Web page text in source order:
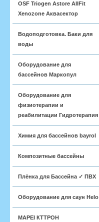
OSF Triogen Astore AllFit
Xenozone Аквасектор
Водоподготовка. Баки для
воды
Оборудование для
бассейнов Маркопул
Оборудование для
физиотерапии и
реабилитации Гидротерапия
Химия для бассейнов bayrol
Композитные бассейны
Плёнка для Бассейна ✓ ПВХ
Оборудование для саун Helo
MAPEI КТТРОН